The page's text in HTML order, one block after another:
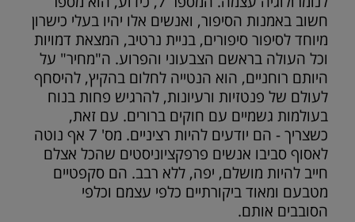
חשוב באמנות הסיפור, ואנשים אלו יהיו בעלי כישרון
מיוחד לסיפור סיפורים, בניית נרטיב, המצאת דמויות
וכל העולה בראשם הצבעוני והפרוע. ה"מחיר" על
היותם רוחניים, הוא הנטייה לחלום בהקיץ, להיסחף
לעולם של פנטזיות ורעיונות, להרגיש פחות בנוח
בעולמות גשמיים עם חוקים ברורים. עם זאת,
כשצריך - הם יודעים להיות רציניים. מס' 7 אף נוטה
לאסוף סביבו אנשים פרפקציוניסטים שהכל אצלם
חייב להיות מושלם, יפה, ללא רבב. הם סקפטיים
מטבעם ומאוד ביקורתיים כלפי עצמם וכלפי
הסובבים אותם.